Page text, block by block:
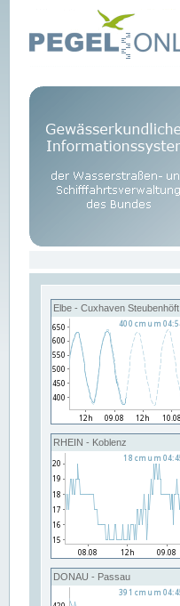
Elbe - Cuxhaven Steubenhöft
RHEIN - Koblenz
DONAU - Passau